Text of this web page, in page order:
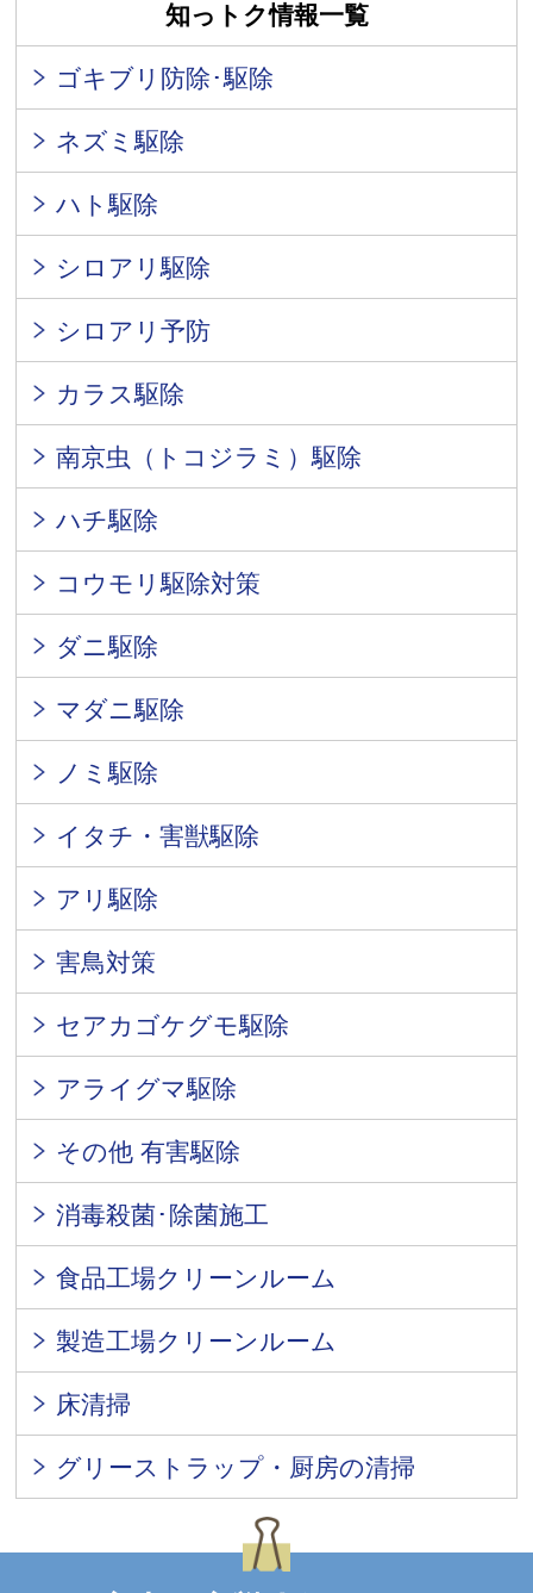
知っトク情報一覧
ゴキブリ防除･駆除
ネズミ駆除
ハト駆除
シロアリ駆除
シロアリ予防
カラス駆除
南京虫（トコジラミ）駆除
ハチ駆除
コウモリ駆除対策
ダニ駆除
マダニ駆除
ノミ駆除
イタチ・害獣駆除
アリ駆除
害鳥対策
セアカゴケグモ駆除
アライグマ駆除
その他 有害駆除
消毒殺菌･除菌施工
食品工場クリーンルーム
製造工場クリーンルーム
床清掃
グリーストラップ・厨房の清掃